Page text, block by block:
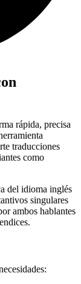
rápida, precisa
traducciones
como
del idioma inglés
singulares
ambos hablantes